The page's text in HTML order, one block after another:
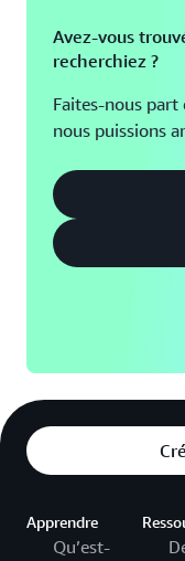
Avez-vous
recherchiez ?
Faites-nous
nous puissions
Apprendre
Qu’est-